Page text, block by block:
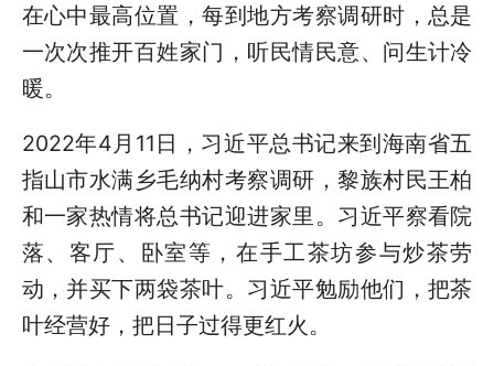
在心中最高位置，每到地方考察调研时，总是
一次次推开百姓家门，听民情民意、问生计冷
暖。
2022年4月11日，习近平总书记来到海南省五
指山市水满乡毛纳村考察调研，黎族村民王柏
和一家热情将总书记迎进家里。习近平察看院
落、客厅、卧室等，在手工茶坊参与炒茶劳
动，并买下两袋茶叶。习近平勉励他们，把茶
叶经营好，把日子过得更红火。